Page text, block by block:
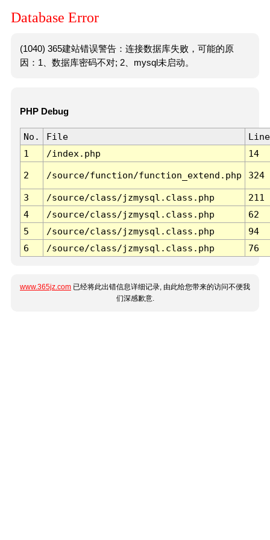
Database Error
(1040) 365建站错误警告：连接数据库失败，可能的原
因：1、数据库密码不对; 2、mysql未启动。
PHP Debug
No. File
Line
1
/index.php 14
2 /source/function/function_extend.php 324
3 /source/class/jzmysql.class.php
211
4
/source/class/jzmysql.class.php
62
5
/source/class/jzmysql.class.php
94
6
/source/class/jzmysql.class.php 76
www.365jz.com 已经将此出错信息详细记录, 由此给您带来的访问不便我
们深感歉意.